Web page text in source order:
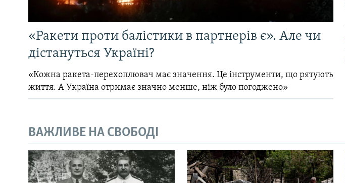
«Ракети проти балістики в партнерів є». Але чи
дістануться Україні?
«Кожна ракета-перехоплювач має значення. Це інструменти, що рятують
життя. А Україна отримає значно менше, ніж було погоджено»
ВАЖЛИВЕ НА СВОБОДІ